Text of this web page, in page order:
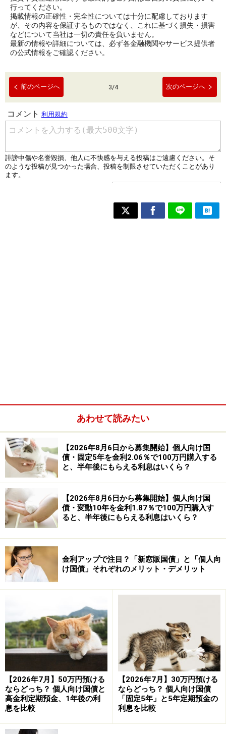
行ってください。
掲載情報の正確性・完全性については十分に配慮しております
が、その内容を保証するものではなく、これに基づく損失・損害
などについて当社は一切の責任を負いません。
最新の情報や詳細については、必ず各金融機関やサービス提供者
の公式情報をご確認ください。
前のページへ 3/4 次のページへ
あわせて読みたい
【2026年8月6日から募集開始】個人向け国
債・固定5年を金利2.06％で100万円購入する
と、半年後にもらえる利息はいくら？
【2026年8月6日から募集開始】個人向け国
債・変動10年を金利1.87％で100万円購入す
ると、半年後にもらえる利息はいくら？
金利アップで注目？「新窓販国債」と「個人向
け国債」それぞれのメリット・デメリット
【2026年7月】50万円預ける
ならどっち？ 個人向け国債と
高金利定期預金、1年後の利
息を比較
【2026年7月】30万円預ける
ならどっち？ 個人向け国債
「固定5年」と5年定期預金の
利息を比較